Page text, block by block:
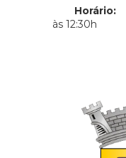
Horário:
às 12:30h